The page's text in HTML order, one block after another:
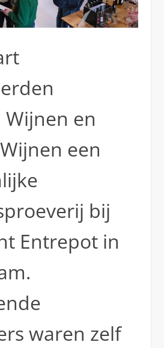
Wijnen en
een
bij
Entrepot in
waren zelf